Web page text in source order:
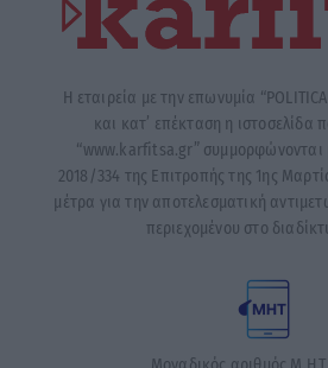
Η εταιρεία με την επωνυμία
και κατ’ επέκταση η ιστοσελίδα
“www.karfitsa.gr” συμμορφώνονται
2018/334 της Επιτροπής της 1ης
μέτρα για την αποτελεσματική
περιεχομένου στο